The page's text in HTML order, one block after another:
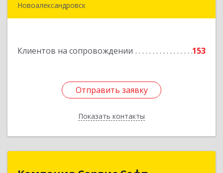
Новоалександровск
Клиентов на сопровождении 153
Отправить заявку
Показать контакты
Подробнее
Отправить заявку
Назад
Компания Сервис Софт